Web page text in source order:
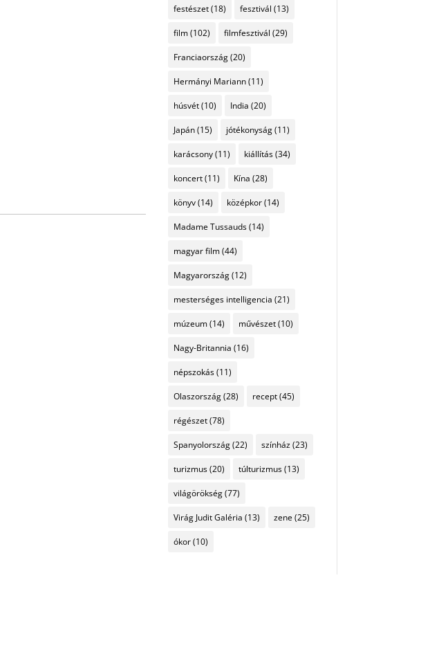
festészet(18) fesztivál (13)
film(102) filmfesztivál (29)
Franciaország(20)
Hermányi Mariann(11)
húsvét(10) India (20)
Japán(15) jótékonyság(11)
karácsony(11) kiállítás(34)
koncert(11) Kína (28)
könyv(14) középkor(14)
Madame Tussauds(14)
magyar film(44)
Magyarország(12)
mesterséges intelligencia (21)
múzeum(14) művészet(10)
Nagy-Britannia (16)
népszokás(11)
Olaszország(28) recept(45)
régészet(78)
Spanyolország(22) színház(23)
turizmus(20) túlturizmus(13)
világörökség(77)
Virág Judit Galéria (13) zene (25)
ókor(10)